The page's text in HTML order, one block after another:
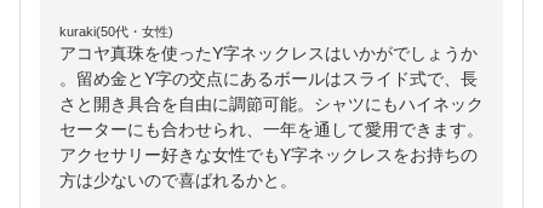
kuraki(50代・女性)
アコヤ真珠を使ったY字ネックレスはいかがでしょうか
。留め金とY字の交点にあるボールはスライド式で、長
さと開き具合を自由に調節可能。シャツにもハイネック
セーターにも合わせられ、一年を通して愛用できます。
アクセサリー好きな女性でもY字ネックレスをお持ちの
方は少ないので喜ばれるかと。